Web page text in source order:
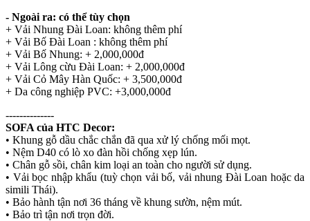
- Ngoài ra: có thể tùy chọn
+ Vải Nhung Đài Loan: không thêm phí
+ Vải Bố Đài Loan : không thêm phí
+ Vải Bố Nhung: + 2,000,000đ
+ Vải Lông cừu Đài Loan: + 2,000,000đ
+ Vải Cỏ Mây Hàn Quốc: + 3,500,000đ
+ Da công nghiệp PVC: +3,000,000đ
--------------
SOFA của HTC Decor:
• Khung gỗ dầu chắc chắn đã qua xử lý chống mối mọt.
• Nệm D40 có lò xo đàn hồi chống xẹp lún.
• Chân gỗ sồi, chân kim loại an toàn cho người sử dụng.
• Vải bọc nhập khẩu (tuỳ chọn vải bố, vải nhung Đài Loan hoặc da
simili Thái).
• Bảo hành tận nơi 36 tháng về khung sườn, nệm mút.
• Bảo trì tận nơi trọn đời.